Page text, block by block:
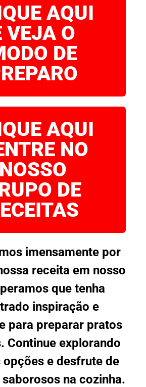
AQUI
VEJA O
DE
AQUI
NO
NOSSO
DE
imensamente por
receita em nosso
que tenha
inspiração e
para preparar pratos
Continue explorando
opções e desfrute de
na cozinha.